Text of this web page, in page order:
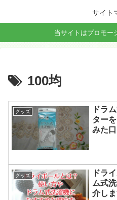
サイト
当サイトはプロモー
100均
グッズ
ドラ
ター
みた
グッズ
ドラ
ム式
介しま